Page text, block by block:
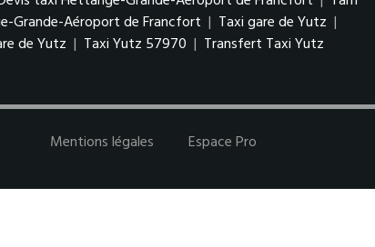
Grande-Aéroport de Francfort | Taxi gare de Yutz |
de Yutz | Taxi Yutz 57970 | Transfert Taxi Yutz
Mentions légales Espace Pro